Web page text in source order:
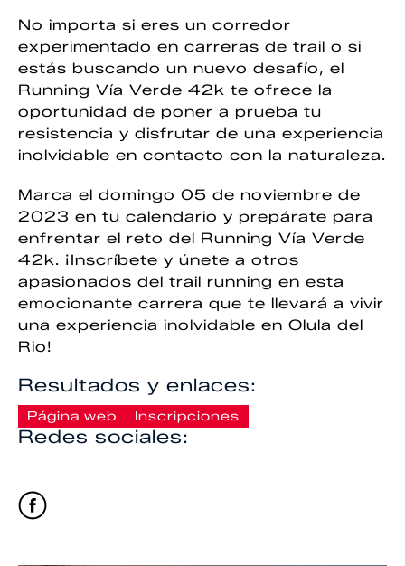
No importa si eres un corredor
experimentado en carreras de trail o si
estás buscando un nuevo desafío, el
Running Vía Verde 42k te ofrece la
oportunidad de poner a prueba tu
resistencia y disfrutar de una experiencia
inolvidable en contacto con la naturaleza.
Marca el domingo 05 de noviembre de
2023 en tu calendario y prepárate para
enfrentar el reto del Running Vía Verde
42k. ¡Inscríbete y únete a otros
apasionados del trail running en esta
emocionante carrera que te llevará a vivir
una experiencia inolvidable en Olula del
Rio!
Resultados y enlaces:
Página web Inscripciones
Redes sociales: